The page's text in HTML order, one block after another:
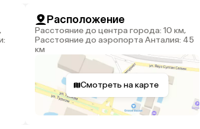
Расположение
Расстояние до центра города: 10 км,
Расстояние до аэропорта Анталия: 45
км
Смотреть на карте